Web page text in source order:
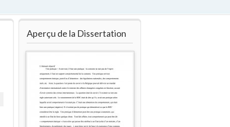
Aperçu de la Dissertation